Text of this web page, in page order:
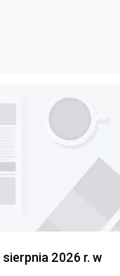
sierpnia 2026 r. w